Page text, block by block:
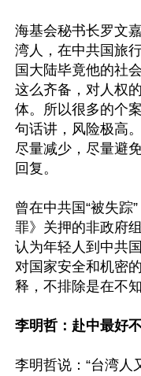
海基会秘书长罗文
湾人，在中共国旅
国大陆毕竟他的社
这么齐备，对人权
体。所以很多的个
句话讲，风险极高
尽量减少，尽量避
回复。
曾在中共国“被失踪
罪》关押的非政府
认为年轻人到中共
对国家安全和机密
释，不排除是在不
李明哲：赴中最好
李明哲说：“台湾人